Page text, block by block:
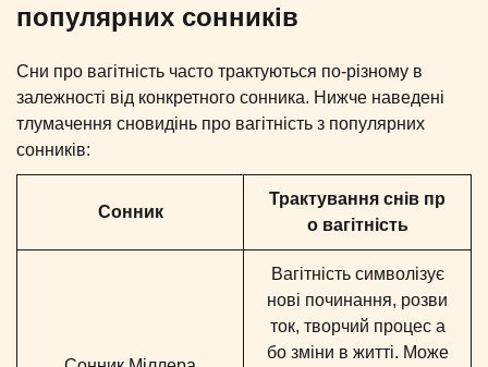
популярних сонників
Сни про вагітність часто трактуються по-різному в
залежності від конкретного сонника. Нижче наведені
тлумачення сновидінь про вагітність з популярних
сонників:
Сонник
Трактування снів пр
о вагітність
Вагітність символізує
нові починання, розви
ток, творчий процес а
бо зміни в житті. Може